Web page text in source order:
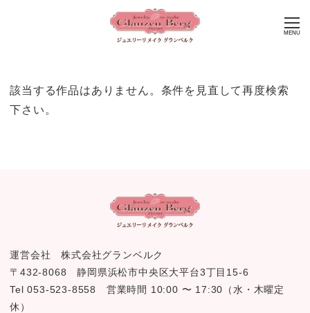
MENU
該当する作品はありません。条件を見直して再度検索
下さい。
運営会社 株式会社グランベルク
〒432-8068 静岡県浜松市中央区大平台3丁目15-6
Tel 053-523-8558 営業時間 10:00 〜 17:30（水・木曜定
休）